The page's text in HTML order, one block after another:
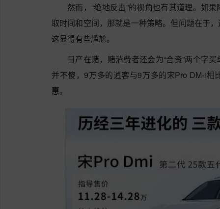
然而，“绝地反击”的视角也有其道理。如
取时间和空间，那就是一种策略。但问题在于
这显得有些尴尬。
日产在赌，赌消费者还会为“合资”两个字
并不傻，9万多的逍客与9万多的宋Pro DM-i
惠。